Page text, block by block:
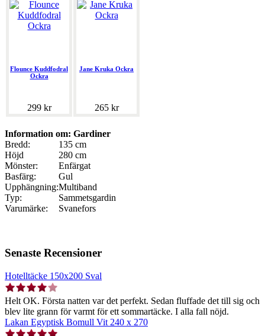
Flounce Kuddfodral
Ockra
299 kr
Jane Kruka Ockra
265 kr
Information om: Gardiner
Bredd:
135 cm
Höjd
280 cm
Mönster:
Enfärgat
Basfärg:
Gul
Upphängning:Multiband
Typ:
Sammetsgardin
Varumärke:
Svanefors
Senaste Recensioner
Hotelltäcke 150x200 Sval
Helt OK. Första natten var det perfekt. Sedan fluffade det till sig och
blev lite grann för varmt för ett sommartäcke. I alla fall nöjd.
Lakan Egyptisk Bomull Vit 240 x 270